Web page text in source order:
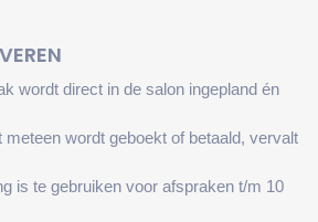
wordt direct in de salon ingepland én
wordt geboekt of betaald, vervalt
is te gebruiken voor afspraken t/m 10